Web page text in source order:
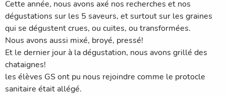
Cette année, nous avons axé nos recherches et nos
dégustations sur les 5 saveurs, et surtout sur les graines
qui se dégustent crues, ou cuites, ou transformées.
Nous avons aussi mixé, broyé, pressé!
Et le dernier jour à la dégustation, nous avons grillé des
chataignes!
les élèves GS ont pu nous rejoindre comme le protocle
sanitaire était allégé.